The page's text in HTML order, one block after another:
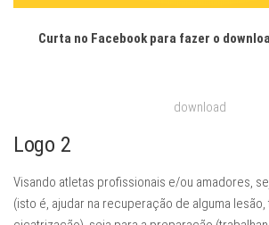
Curta no Facebook para fazer o
download
Logo 2
Visando atletas profissionais e/ou amadores,
(isto é, ajudar na recuperação de alguma lesão,